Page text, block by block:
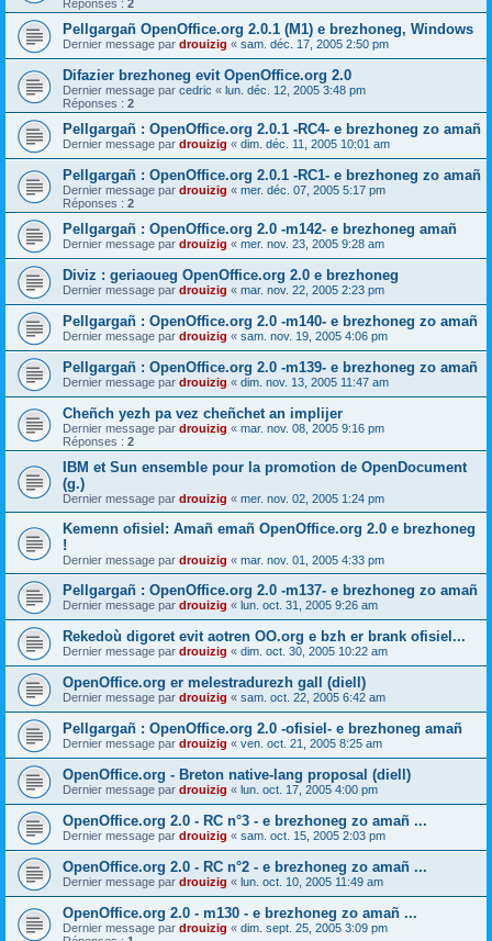
Réponses : 2
Pellgargañ OpenOffice.org 2.0.1 (M1) e brezhoneg, Windows
Dernier message par drouizig « sam. déc. 17, 2005 2:50 pm
Difazier brezhoneg evit OpenOffice.org 2.0
Dernier message par cedric « lun. déc. 12, 2005 3:48 pm
Réponses : 2
Pellgargañ : OpenOffice.org 2.0.1 -RC4- e brezhoneg zo amañ
Dernier message par drouizig « dim. déc. 11, 2005 10:01 am
Pellgargañ : OpenOffice.org 2.0.1 -RC1- e brezhoneg zo amañ
Dernier message par drouizig « mer. déc. 07, 2005 5:17 pm
Réponses : 2
Pellgargañ : OpenOffice.org 2.0 -m142- e brezhoneg amañ
Dernier message par drouizig « mer. nov. 23, 2005 9:28 am
Diviz : geriaoueg OpenOffice.org 2.0 e brezhoneg
Dernier message par drouizig « mar. nov. 22, 2005 2:23 pm
Pellgargañ : OpenOffice.org 2.0 -m140- e brezhoneg zo amañ
Dernier message par drouizig « sam. nov. 19, 2005 4:06 pm
Pellgargañ : OpenOffice.org 2.0 -m139- e brezhoneg zo amañ
Dernier message par drouizig « dim. nov. 13, 2005 11:47 am
Cheñch yezh pa vez cheñchet an implijer
Dernier message par drouizig « mar. nov. 08, 2005 9:16 pm
Réponses : 2
IBM et Sun ensemble pour la promotion de OpenDocument
(g.)
Dernier message par drouizig « mer. nov. 02, 2005 1:24 pm
Kemenn ofisiel: Amañ emañ OpenOffice.org 2.0 e brezhoneg
!
Dernier message par drouizig « mar. nov. 01, 2005 4:33 pm
Pellgargañ : OpenOffice.org 2.0 -m137- e brezhoneg zo amañ
Dernier message par drouizig « lun. oct. 31, 2005 9:26 am
Rekedoù digoret evit aotren OO.org e bzh er brank ofisiel...
Dernier message par drouizig « dim. oct. 30, 2005 10:22 am
OpenOffice.org er melestradurezh gall (diell)
Dernier message par drouizig « sam. oct. 22, 2005 6:42 am
Pellgargañ : OpenOffice.org 2.0 -ofisiel- e brezhoneg amañ
Dernier message par drouizig « ven. oct. 21, 2005 8:25 am
OpenOffice.org - Breton native-lang proposal (diell)
Dernier message par drouizig « lun. oct. 17, 2005 4:00 pm
OpenOffice.org 2.0 - RC n°3 - e brezhoneg zo amañ ...
Dernier message par drouizig « sam. oct. 15, 2005 2:03 pm
OpenOffice.org 2.0 - RC n°2 - e brezhoneg zo amañ ...
Dernier message par drouizig « lun. oct. 10, 2005 11:49 am
OpenOffice.org 2.0 - m130 - e brezhoneg zo amañ ...
Dernier message par drouizig « dim. sept. 25, 2005 3:09 pm